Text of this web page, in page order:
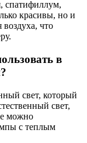
спатифиллум,
красивы, но и
что
в
свет, который
свет,
можно
с теплым